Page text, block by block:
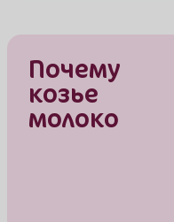
Почему
козье
молоко